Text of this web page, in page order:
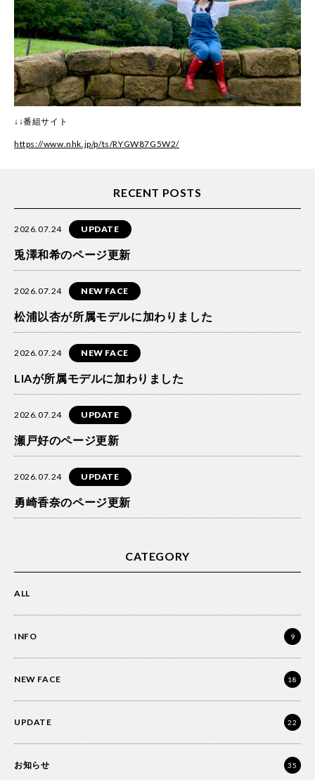
↓↓番組サイト
https://www.nhk.jp/p/ts/RYGW87G5W2/
RECENT POSTS
2026.07.24 UPDATE
兎澤和希のページ更新
2026.07.24 NEW FACE
松浦以杏が所属モデルに加わりました
2026.07.24 NEW FACE
LIAが所属モデルに加わりました
2026.07.24 UPDATE
瀬戸好のページ更新
2026.07.24 UPDATE
勇崎香奈のページ更新
CATEGORY
ALL
INFO 9
NEW FACE 18
UPDATE 22
お知らせ 35